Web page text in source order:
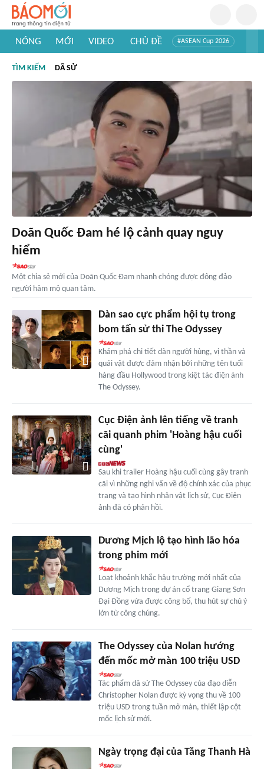
NÓNG MỚI VIDEO CHỦ ĐỀ #ASEAN Cup 2026
#Khám phá thế giới
TÌM KIẾM DÃ SỬ
Doãn Quốc Đam hé lộ cảnh quay nguy
hiểm
Một chia sẻ mới của Doãn Quốc Đam nhanh chóng được đông đảo
người hâm mộ quan tâm.
Dàn sao cực phẩm hội tụ trong
bom tấn sử thi The Odyssey
Khám phá chi tiết dàn người hùng, vị thần và
quái vật được đảm nhận bởi những tên tuổi
hàng đầu Hollywood trong kiệt tác điện ảnh
The Odyssey.
Cục Điện ảnh lên tiếng về tranh
cãi quanh phim 'Hoàng hậu cuối
cùng'
Sau khi trailer Hoàng hậu cuối cùng gây tranh
cãi vì những nghi vấn về độ chính xác của phục
trang và tạo hình nhân vật lịch sử, Cục Điện
ảnh đã có phản hồi.
Dương Mịch lộ tạo hình lão hóa
trong phim mới
Loạt khoảnh khắc hậu trường mới nhất của
Dương Mịch trong dự án cổ trang Giang Sơn
Đại Đồng vừa được công bố, thu hút sự chú ý
lớn từ công chúng.
The Odyssey của Nolan hướng
đến mốc mở màn 100 triệu USD
Tác phẩm dã sử The Odyssey của đạo diễn
Christopher Nolan được kỳ vọng thu về 100
triệu USD trong tuần mở màn, thiết lập cột
mốc lịch sử mới.
Ngày trọng đại của Tăng Thanh Hà